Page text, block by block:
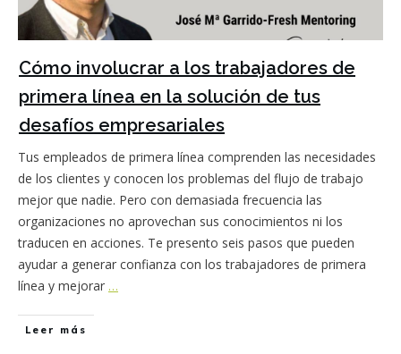
Cómo involucrar a los trabajadores de
primera línea en la solución de tus
desafíos empresariales
Tus empleados de primera línea comprenden las necesidades
de los clientes y conocen los problemas del flujo de trabajo
mejor que nadie. Pero con demasiada frecuencia las
organizaciones no aprovechan sus conocimientos ni los
traducen en acciones. Te presento seis pasos que pueden
ayudar a generar confianza con los trabajadores de primera
línea y mejorar …
Leer más